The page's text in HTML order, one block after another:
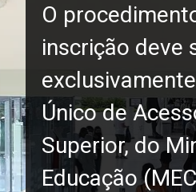
O
inscrição deve
Único de
Superior, do
Educação